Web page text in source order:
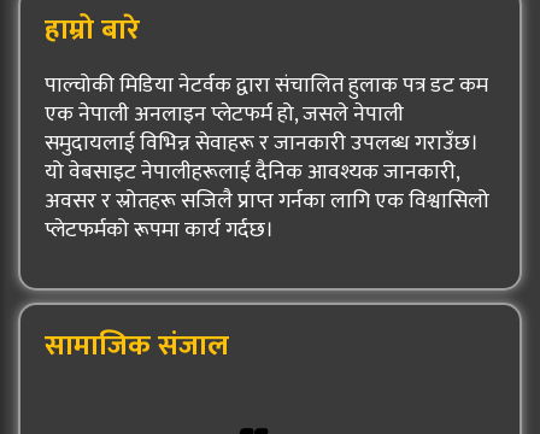
हाम्रो बारे
पाल्चोकी मिडिया नेटर्वक द्वारा संचालित हुलाक पत्र डट कम
एक नेपाली अनलाइन प्लेटफर्म हो, जसले नेपाली
समुदायलाई विभिन्न सेवाहरू र जानकारी उपलब्ध गराउँछ।
यो वेबसाइट नेपालीहरूलाई दैनिक आवश्यक जानकारी,
अवसर र स्रोतहरू सजिलै प्राप्त गर्नका लागि एक विश्वासिलो
प्लेटफर्मको रूपमा कार्य गर्दछ।
सामाजिक संजाल